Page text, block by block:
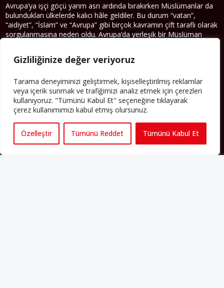
Gizliliğinize değer veriyoruz
Tarama deneyiminizi geliştirmek, kişiselleştirilmiş reklamlar
veya içerik sunmak ve trafiğimizi analiz etmek için çerezleri
kullanıyoruz. "Tümünü Kabul Et" seçeneğine tıklayarak
çerez kullanımımızı kabul etmiş olursunuz.
Özelleştir Tümünü Reddet Tümünü Kabul Et
Avrupa’ya işçi göçü yarım asrı ardında bırakırken Müslümanlar da
bulundukları ülkelerde kalıcı hâle geldiler. Bu durum “vatan”,
“aidiyet”, “İslam” ve “Avrupa” gibi birçok kavramın çift taraflı olarak
sorgulanmasına neden oldu. Avrupa’da yerleşik bir Müslüman
PERSPEKTIF’I SOSYAL MEDYADA TAKIP EDEBILIRSINIZ